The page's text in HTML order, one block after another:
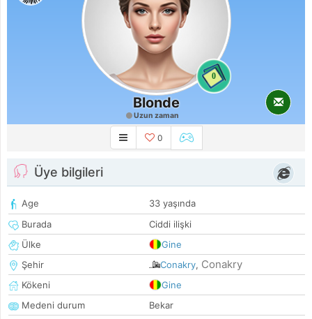
0
Blonde
Uzun zaman
0
Üye bilgileri
Age
33 yaşında
Burada
Ciddi ilişki
Ülke
Gine
Şehir
Conakry, Conakry
Kökeni
Gine
Medeni durum
Bekar